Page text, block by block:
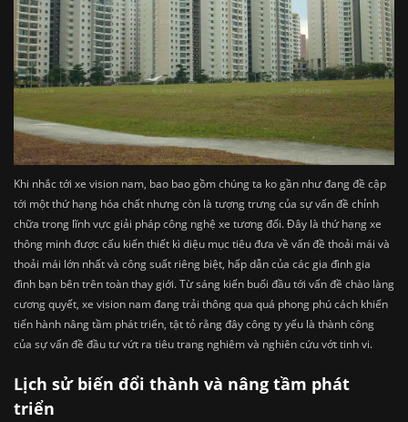
Khi nhắc tới xe vision nam, bao bao gồm chúng ta ko gần như đang đề cập
tới một thứ hạng hóa chất nhưng còn là tượng trưng của sự vấn đề chỉnh
chữa trong lĩnh vực giải pháp công nghệ xe tương đối. Đây là thứ hạng xe
thông minh được cấu kiến thiết kì diệu mục tiêu đưa về vấn đề thoải mái và
thoải mái lớn nhất và công suất riêng biệt, hấp dẫn của các gia đình gia
đình bạn bên trên toàn thay giới. Từ sáng kiến buổi đầu tới vấn đề chào làng
cương quyết, xe vision nam đang trải thông qua quá phong phú cách khiến
tiến hành nâng tầm phát triển, tật tỏ rằng đây công ty yếu là thành công
của sự vấn đề đầu tư vứt ra tiêu trang nghiêm và nghiên cứu vớt tinh vi.
Lịch sử biến đổi thành và nâng tầm phát
triển